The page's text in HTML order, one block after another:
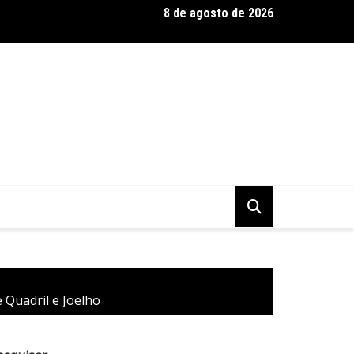
Baseadas em Plantas: Qualidade Importa Mais Que Quantidade,
8 de agosto de 2026
e Joelho